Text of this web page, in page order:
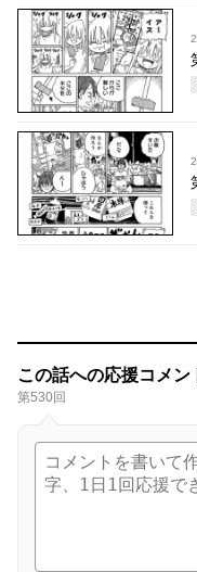
この話への応援コメン
第530回